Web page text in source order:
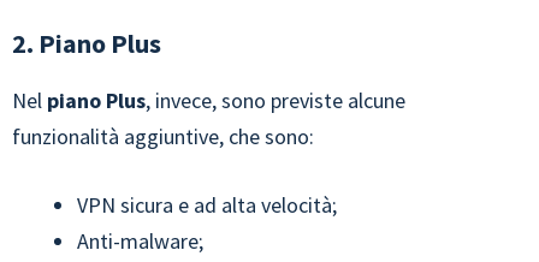
2. Piano Plus
Nel piano Plus, invece, sono previste alcune
funzionalità aggiuntive, che sono:
VPN sicura e ad alta velocità;
Anti-malware;